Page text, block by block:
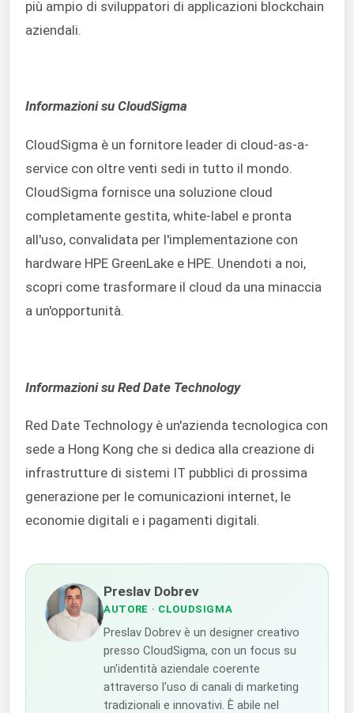
più ampio di sviluppatori di applicazioni blockchain
aziendali.
Informazioni su CloudSigma
CloudSigma è un fornitore leader di cloud-as-a-
service con oltre venti sedi in tutto il mondo.
CloudSigma fornisce una soluzione cloud
completamente gestita, white-label e pronta
all'uso, convalidata per l'implementazione con
hardware HPE GreenLake e HPE. Unendoti a noi,
scopri come trasformare il cloud da una minaccia
a un'opportunità.
Informazioni su Red Date Technology
Red Date Technology è un'azienda tecnologica con
sede a Hong Kong che si dedica alla creazione di
infrastrutture di sistemi IT pubblici di prossima
generazione per le comunicazioni internet, le
economie digitali e i pagamenti digitali.
Preslav Dobrev
AUTORE · CLOUDSIGMA
Preslav Dobrev è un designer creativo
presso CloudSigma, con un focus su
un'identità aziendale coerente
attraverso l'uso di canali di marketing
tradizionali e innovativi. È abile nel